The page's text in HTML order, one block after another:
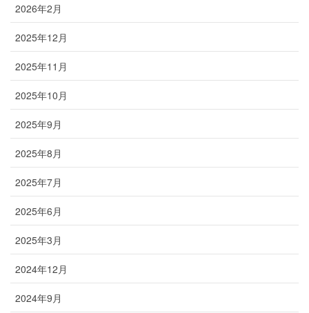
2026年2月
2025年12月
2025年11月
2025年10月
2025年9月
2025年8月
2025年7月
2025年6月
2025年3月
2024年12月
2024年9月